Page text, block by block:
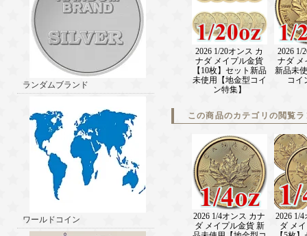
ランダムブランド
ワールドコイン
2026 1/20オンス カ
ナダ メイプル金貨
【10枚】セット新品
未使用【地金型コイ
ン特集】
2026 1/
ナダ メ
新品未
コイ
この商品のカテゴリの閲覧
2026 1/4オンス カナ
ダ メイプル金貨 新
2026 1/
ダ メ